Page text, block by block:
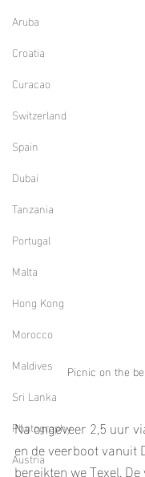
Aruba
Croatia
Curacao
Switzerland
Spain
Dubai
Tanzania
Portugal
Malta
Hong Kong
Morocco
Maldives
Sri Lanka
Photography
Austria
Picnic on the
Na ongeveer 2,5 uur
en de veerboot vanuit
bereikten we Texel.